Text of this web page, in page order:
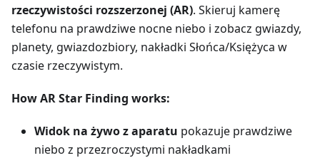
rzeczywistości rozszerzonej (AR). Skieruj kamerę
telefonu na prawdziwe nocne niebo i zobacz gwiazdy,
planety, gwiazdozbiory, nakładki Słońca/Księżyca w
czasie rzeczywistym.
How AR Star Finding works:
Widok na żywo z aparatu pokazuje prawdziwe
niebo z przezroczystymi nakładkami